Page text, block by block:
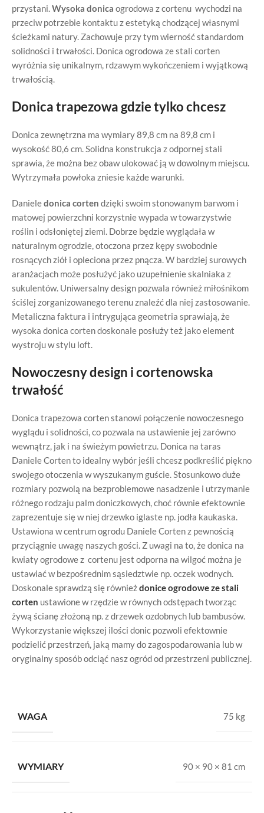
przystani.Wysoka donica ogrodowa z cortenu wychodzi na
przeciw potrzebie kontaktu z estetyką chodzącej własnymi
ścieżkami natury. Zachowuje przy tym wierność standardom
solidności i trwałości. Donica ogrodowa ze stali corten
wyróżnia się unikalnym, rdzawym wykończeniem i wyjątkową
trwałością.
Donica trapezowa gdzie tylko chcesz
Donica zewnętrzna ma wymiary 89,8 cm na 89,8 cm i
wysokość 80,6 cm. Solidna konstrukcja z odpornej stali
sprawia, że można bez obaw ulokować ją w dowolnym miejscu.
Wytrzymała powłoka zniesie każde warunki.
Danieledonica corten dzięki swoim stonowanym barwom i
matowej powierzchni korzystnie wypada w towarzystwie
roślin i odsłoniętej ziemi. Dobrze będzie wyglądała w
naturalnym ogrodzie, otoczona przez kępy swobodnie
rosnących ziół i opleciona przez pnącza. W bardziej surowych
aranżacjach może posłużyć jako uzupełnienie skalniaka z
sukulentów. Uniwersalny design pozwala również miłośnikom
ściślej zorganizowanego terenu znaleźć dla niej zastosowanie.
Metaliczna faktura i intrygująca geometria sprawiają, że
wysoka donica corten doskonale posłuży też jako element
wystroju w stylu loft.
Nowoczesny design i cortenowska
trwałość
Donica trapezowa corten stanowi połączenie nowoczesnego
wyglądu i solidności, co pozwala na ustawienie jej zarówno
wewnątrz, jak i na świeżym powietrzu. Donica na taras
Daniele Corten to idealny wybór jeśli chcesz podkreślić piękno
swojego otoczenia w wyszukanym guście. Stosunkowo duże
rozmiary pozwolą na bezproblemowe nasadzenie i utrzymanie
różnego rodzaju palm doniczkowych, choć równie efektownie
zaprezentuje się w niej drzewko iglaste np. jodła kaukaska.
Ustawiona w centrum ogrodu Daniele Corten z pewnością
przyciągnie uwagę naszych gości. Z uwagi na to, że donica na
kwiaty ogrodowe z cortenu jest odporna na wilgoć można je
ustawiać w bezpośrednim sąsiedztwie np. oczek wodnych.
Doskonale sprawdzą się równieżdonice ogrodowe ze stali
corten ustawione w rzędzie w równych odstępach tworząc
żywą ścianę złożoną np. z drzewek ozdobnych lub bambusów.
Wykorzystanie większej ilości donic pozwoli efektownie
podzielić przestrzeń, jaką mamy do zagospodarowania lub w
oryginalny sposób odciąć nasz ogród od przestrzeni publicznej.
WAGA 75 kg
WYMIARY 90 × 90 × 81 cm